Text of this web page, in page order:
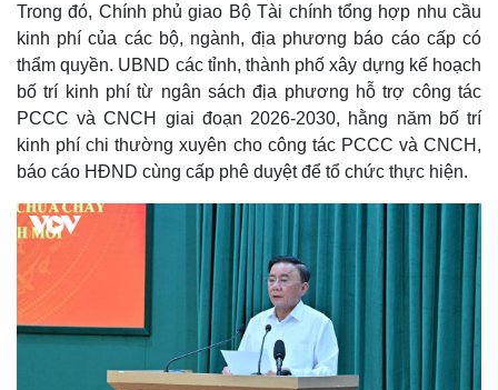
Trong đó, Chính phủ giao Bộ Tài chính tổng hợp nhu cầu
kinh phí của các bộ, ngành, địa phương báo cáo cấp có
thẩm quyền. UBND các tỉnh, thành phố xây dựng kế hoạch
bố trí kinh phí từ ngân sách địa phương hỗ trợ công tác
PCCC và CNCH giai đoạn 2026-2030, hằng năm bố trí
kinh phí chi thường xuyên cho công tác PCCC và CNCH,
báo cáo HĐND cùng cấp phê duyệt để tổ chức thực hiện.